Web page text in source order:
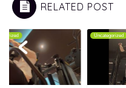
RELATED POST
Uncategorized